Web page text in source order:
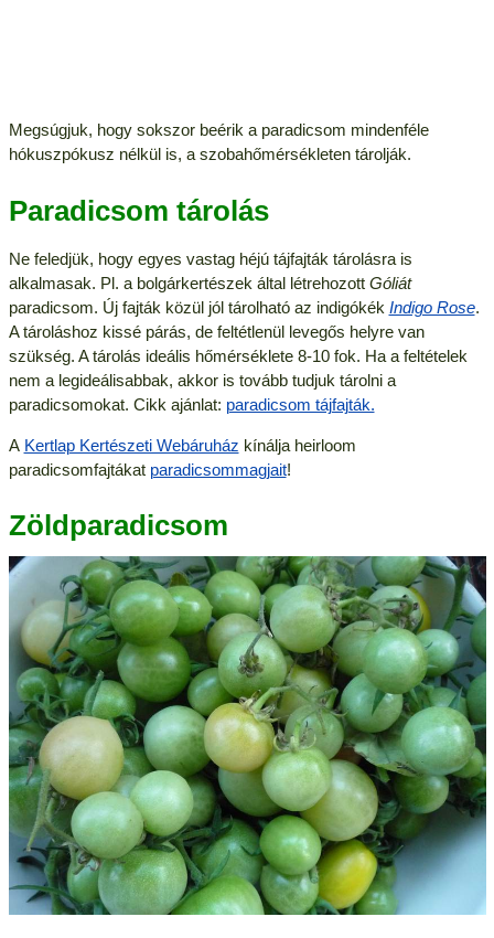
Megsúgjuk, hogy sokszor beérik a paradicsom mindenféle
hókuszpókusz nélkül is, a szobahőmérsékleten tárolják.
Paradicsom tárolás
Ne feledjük, hogy egyes vastag héjú tájfajták tárolásra is
alkalmasak. Pl. a bolgárkertészek által létrehozott Góliát
paradicsom. Új fajták közül jól tárolható az indigókék Indigo Rose.
A tároláshoz kissé párás, de feltétlenül levegős helyre van
szükség. A tárolás ideális hőmérséklete 8-10 fok. Ha a feltételek
nem a legideálisabbak, akkor is tovább tudjuk tárolni a
paradicsomokat. Cikk ajánlat: paradicsom tájfajták.
A Kertlap Kertészeti Webáruház kínálja heirloom
paradicsomfajtákat paradicsommagjait!
Zöldparadicsom